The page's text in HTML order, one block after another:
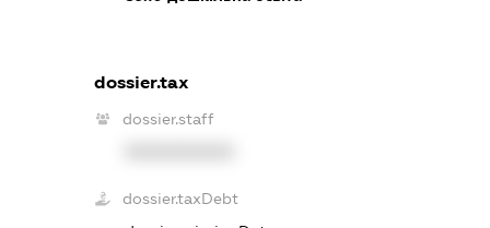
dossier.tax
dossier.staff
dossier.taxDebt